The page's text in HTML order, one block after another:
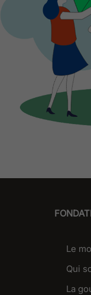
Le
Qui
La